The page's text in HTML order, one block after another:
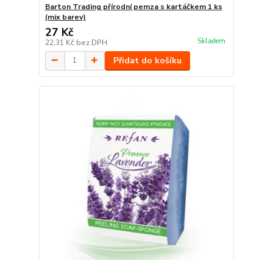
Barton Trading přírodní pemza s kartáčkem 1 ks
(mix barev)
27 Kč
22,31 Kč bez DPH Skladem
Přidat do košíku